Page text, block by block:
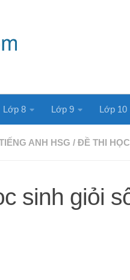
Lớp 8 Lớp 9 Lớp 10
ANH HSG / ĐỀ THI
sinh giỏi